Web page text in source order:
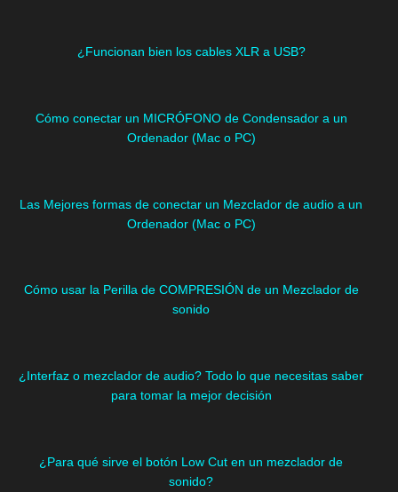
¿Funcionan bien los cables XLR a USB?
Cómo conectar un MICRÓFONO de Condensador a un
Ordenador (Mac o PC)
Las Mejores formas de conectar un Mezclador de audio a un
Ordenador (Mac o PC)
Cómo usar la Perilla de COMPRESIÓN de un Mezclador de
sonido
¿Interfaz o mezclador de audio? Todo lo que necesitas saber
para tomar la mejor decisión
¿Para qué sirve el botón Low Cut en un mezclador de
sonido?